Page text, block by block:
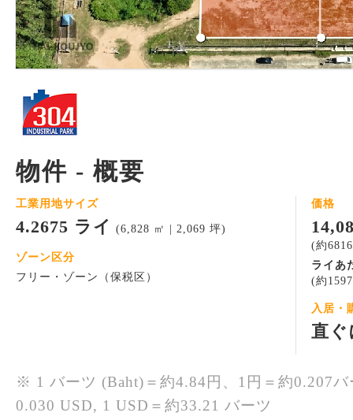
物件 - 概要
工業用地サイズ
4.2675 ライ (6,828 ㎡ | 2,069 坪)
ゾーン区分
フリー・ゾーン（保税区）
価格
(約
ライあ
(約
入居・
直ぐ
※ 1 バーツ (Baht)＝約4.84円、1円＝約0.207
0.030 USD, 1 USD＝約33.21 バーツ